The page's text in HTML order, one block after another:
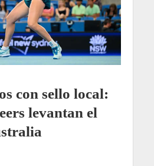
con sello local:
levantan el